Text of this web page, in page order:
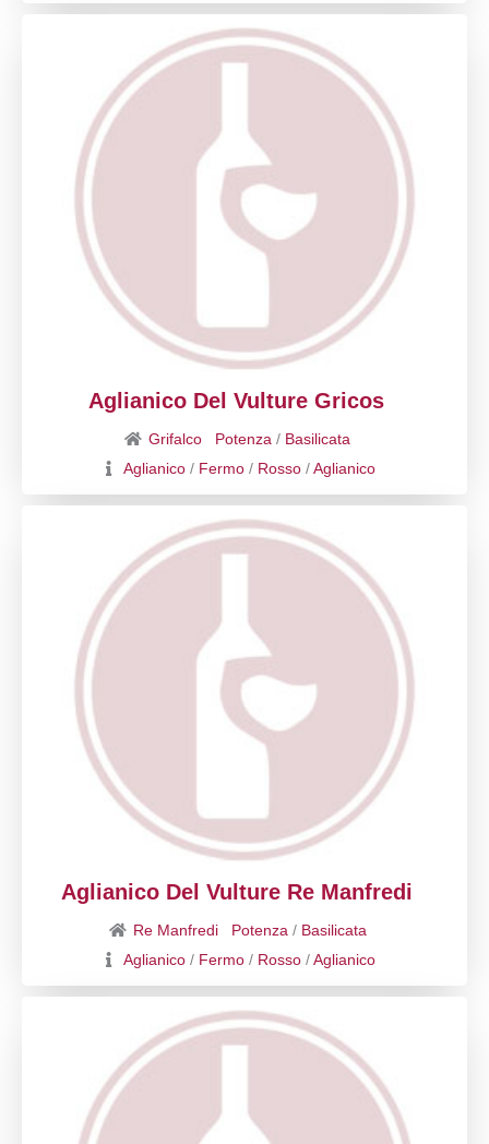
Aglianico Del Vulture Gricos
Grifalco Potenza / Basilicata
Aglianico/ Fermo/ Rosso/Aglianico
Aglianico Del Vulture Re Manfredi
Re Manfredi Potenza / Basilicata
Aglianico/ Fermo/ Rosso/Aglianico